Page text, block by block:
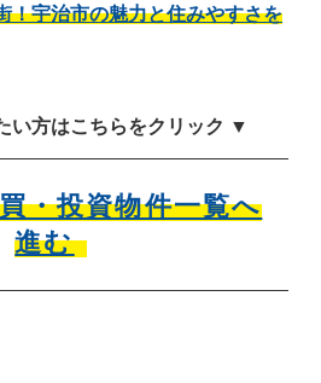
！宇治市の魅力と住みやすさを
い方はこちらをクリック ▼
・投資物件一覧へ
進む